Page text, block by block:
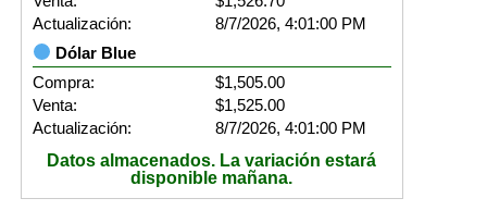
Actualización:
8/7/2026, 4:01:00 PM
Dólar Blue
Compra:
$1,505.00
Venta:
$1,525.00
Actualización:
8/7/2026, 4:01:00 PM
Datos almacenados. La variación estará
disponible mañana.